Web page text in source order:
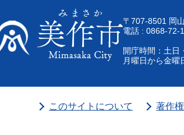
〒707-8501 岡
電話 : 0868-72-
開庁時間：土日
月曜日から金
このサイトについて 著作